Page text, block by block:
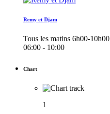
Remy et Djam
Tous les matins 6h00-10h00
06:00 - 10:00
Chart
1